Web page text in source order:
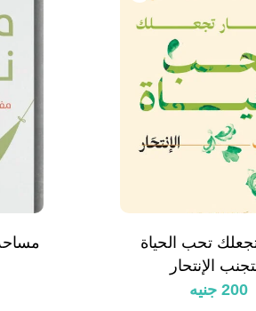
تحب الحياة
الإنتحار
200 جنيه